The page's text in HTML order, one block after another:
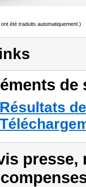
été traduits automatiquement.)
Résultats
presse,